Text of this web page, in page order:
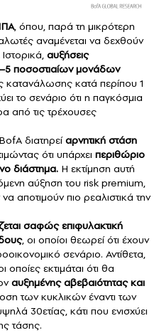
, όπου, παρά τη μικρότερη
αναμένεται να δεχθούν
Ιστορικά, αυξήσεις
ποσοστιαίων μονάδων
κατανάλωσης κατά περίπου 1
το σενάριο ότι η παγκόσμια
από τις τρέχουσες
διατηρείαρνητική στάση
ότι υπάρχει περιθώριο
διάστημα. Η εκτίμηση αυτή
αύξηση του risk premium,
αποτιμούν πιο ρεαλιστικά την
σαφώς επιφυλακτική
, οι οποίοι θεωρεί ότι έχουν
σενάριο. Αντίθετα,
οποίες εκτιμάται ότι θα
αυξημένης αβεβαιότητας και
των κυκλικών έναντι των
30ετίας, κάτι που ενισχύει
τάσης.